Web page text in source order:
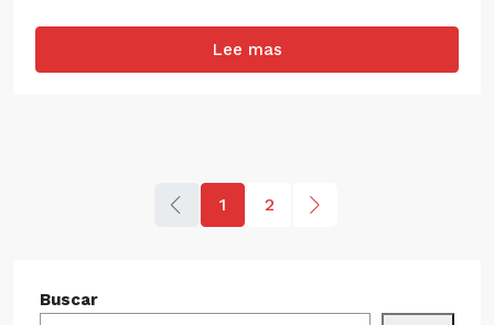
Lee mas
1 2
Buscar